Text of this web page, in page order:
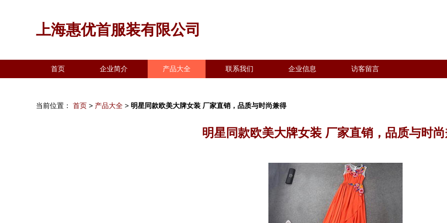
上海惠优首服装有限公司
首页 企业简介 产品大全 联系我们 企业信息 访客留言
当前位置： 首页 > 产品大全 > 明星同款欧美大牌女装 厂家直销，品质与时尚兼得
明星同款欧美大牌女装 厂家直销，品质与时